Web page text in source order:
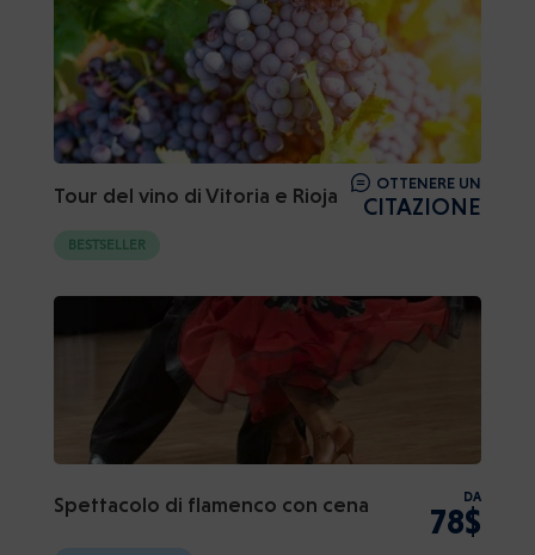
Tour del vino di Vitoria e Rioja
OTTENERE UN
CITAZIONE
BESTSELLER
Spettacolo di flamenco con cena DA
78$